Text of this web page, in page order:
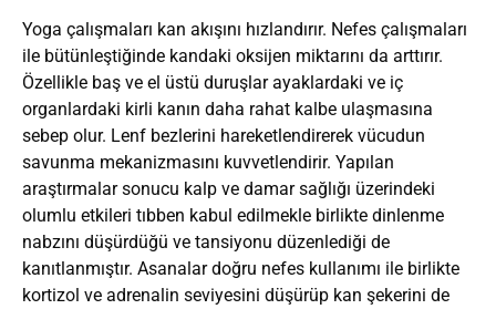
Yoga çalışmaları kan akışını hızlandırır. Nefes çalışmaları
ile bütünleştiğinde kandaki oksijen miktarını da arttırır.
Özellikle baş ve el üstü duruşlar ayaklardaki ve iç
organlardaki kirli kanın daha rahat kalbe ulaşmasına
sebep olur. Lenf bezlerini hareketlendirerek vücudun
savunma mekanizmasını kuvvetlendirir. Yapılan
araştırmalar sonucu kalp ve damar sağlığı üzerindeki
olumlu etkileri tıbben kabul edilmekle birlikte dinlenme
nabzını düşürdüğü ve tansiyonu düzenlediği de
kanıtlanmıştır. Asanalar doğru nefes kullanımı ile birlikte
kortizol ve adrenalin seviyesini düşürüp kan şekerini de